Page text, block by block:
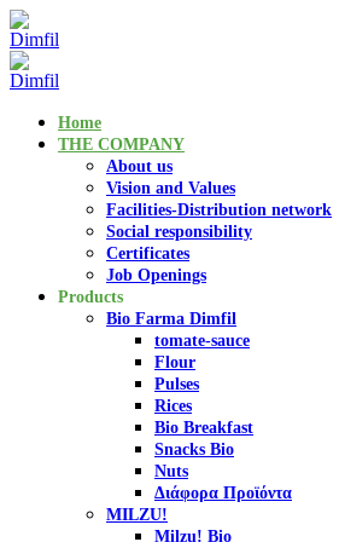
Home
THE COMPANY
About us
Vision and Values
Facilities-Distribution network
Social responsibility
Certificates
Job Openings
Products
Bio Farma Dimfil
tomate-sauce
Flour
Pulses
Rices
Bio Breakfast
Snacks Bio
Nuts
Διάφορα Προϊόντα
MILZU!
Milzu! Bio